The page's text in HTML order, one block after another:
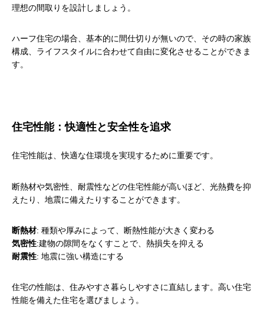
理想の間取りを設計しましょう。
ハーフ住宅の場合、基本的に間仕切りが無いので、その時の家族
構成、ライフスタイルに合わせて自由に変化させることができま
す。
住宅性能：快適性と安全性を追求
住宅性能は、快適な住環境を実現するために重要です。
断熱材や気密性、耐震性などの住宅性能が高いほど、光熱費を抑
えたり、地震に備えたりすることができます。
断熱材: 種類や厚みによって、断熱性能が大きく変わる
気密性:建物の隙間をなくすことで、熱損失を抑える
耐震性: 地震に強い構造にする
住宅の性能は、住みやすさ暮らしやすさに直結します。高い住宅
性能を備えた住宅を選びましょう。